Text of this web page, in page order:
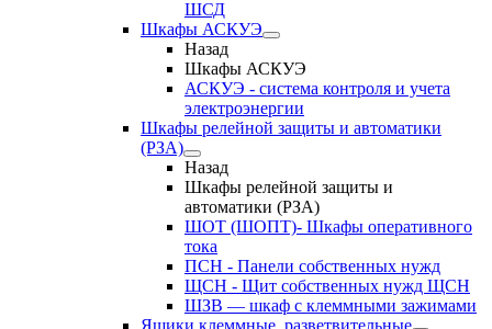
ШСД
Шкафы АСКУЭ
Назад
Шкафы АСКУЭ
АСКУЭ - система контроля и учета
электроэнергии
Шкафы релейной защиты и автоматики
(РЗА)
Назад
Шкафы релейной защиты и
автоматики (РЗА)
ШОТ (ШОПТ)- Шкафы оперативного
тока
ПСН - Панели собственных нужд
ЩСН - Щит собственных нужд ЩСН
ШЗВ — шкаф с клеммными зажимами
Ящики клеммные, разветвительные